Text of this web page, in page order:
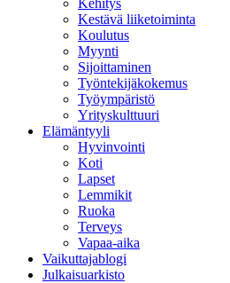
Kehitys
Kestävä liiketoiminta
Koulutus
Myynti
Sijoittaminen
Työntekijäkokemus
Työympäristö
Yrityskulttuuri
Elämäntyyli
Hyvinvointi
Koti
Lapset
Lemmikit
Ruoka
Terveys
Vapaa-aika
Vaikuttajablogi
Julkaisuarkisto